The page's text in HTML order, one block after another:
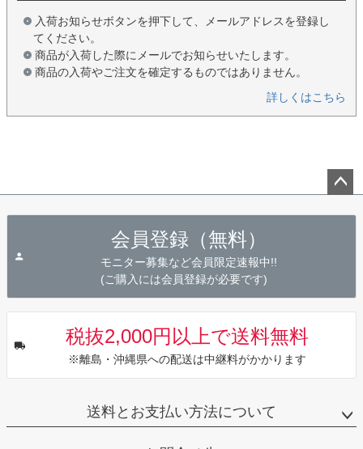
入荷お知らせボタンを押下して、メールアドレスを登録し
てください。
商品が入荷した際にメールでお知らせいたします。
商品の入荷やご注文を確定するものではありません。
詳しくはこちら
会員登録（無料）
モニター募集など会員限定速報中!!
(ご購入には会員登録が必要です)
税抜2,000円以上で送料無料
※離島・沖縄県への配送は中継料がかかります
送料とお支払い方法について